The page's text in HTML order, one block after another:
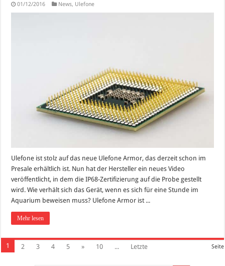
01/12/2016 News, Ulefone
Ulefone ist stolz auf das neue Ulefone Armor, das derzeit schon im
Presale erhältlich ist. Nun hat der Hersteller ein neues Video
veröffentlicht, in dem die IP68-Zertifizierung auf die Probe gestellt
wird. Wie verhält sich das Gerät, wenn es sich für eine Stunde im
Aquarium beweisen muss? Ulefone Armor ist ...
Mehr lesen
Seite
1 2 3 4 5 » 10 ... Letzte